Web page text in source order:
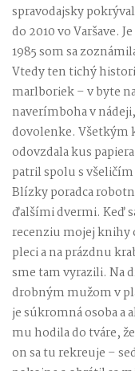
spravodajsky
do 2010 vo Varšave.
1985 som sa
Vtedy ten tichý
marlboriek – v byte
naverímboha v
dovolenke. Všetkým
odovzdala kus
patril spolu s
Blízky poradca
ďalšími dvermi. Keď
recenziu mojej knihy
pleci a na prázdnu
sme tam vyrazili. Na
drobným mužom v
je súkromná osoba a
mu hodila do tváre,
on sa tu rekreuje –